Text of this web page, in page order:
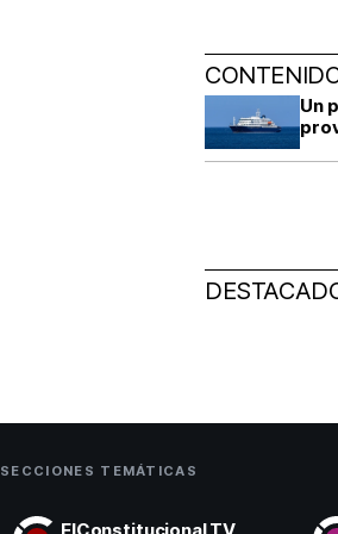
Un
SECCIONES TEMÁTICAS